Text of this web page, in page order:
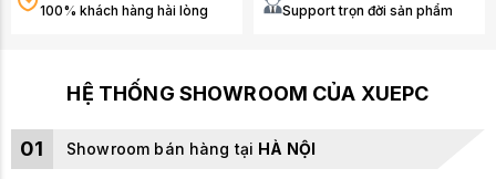
100% khách hàng hài lòng Support trọn đời sản phẩm
HỆ THỐNG SHOWROOM CỦA XUEPC
01 Showroom bán hàng tại HÀ NỘI